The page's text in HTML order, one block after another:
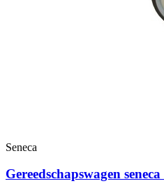
Seneca
Gereedschapswagen